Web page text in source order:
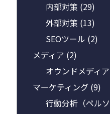
内部対策 (29)
外部対策 (13)
SEOツール (2)
メディア (2)
オウンドメディア
マーケティング (9)
行動分析（ペル